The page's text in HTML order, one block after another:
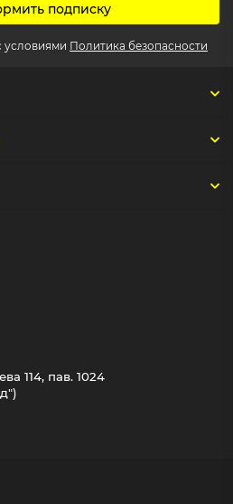
подписку
условиями Политика безопасности
114, пав. 1024